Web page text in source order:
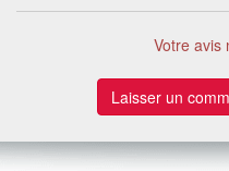
Votre avis
Laisser un